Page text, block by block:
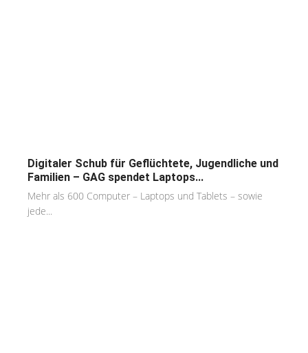
Digitaler Schub für Geflüchtete, Jugendliche und
Familien – GAG spendet Laptops...
Mehr als 600 Computer – Laptops und Tablets – sowie
jede...